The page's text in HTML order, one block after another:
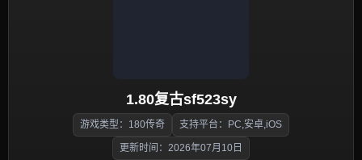
1.80复古sf523sy
游戏类型：180传奇 支持平台：PC,安卓,iOS
更新时间：2026年07月10日